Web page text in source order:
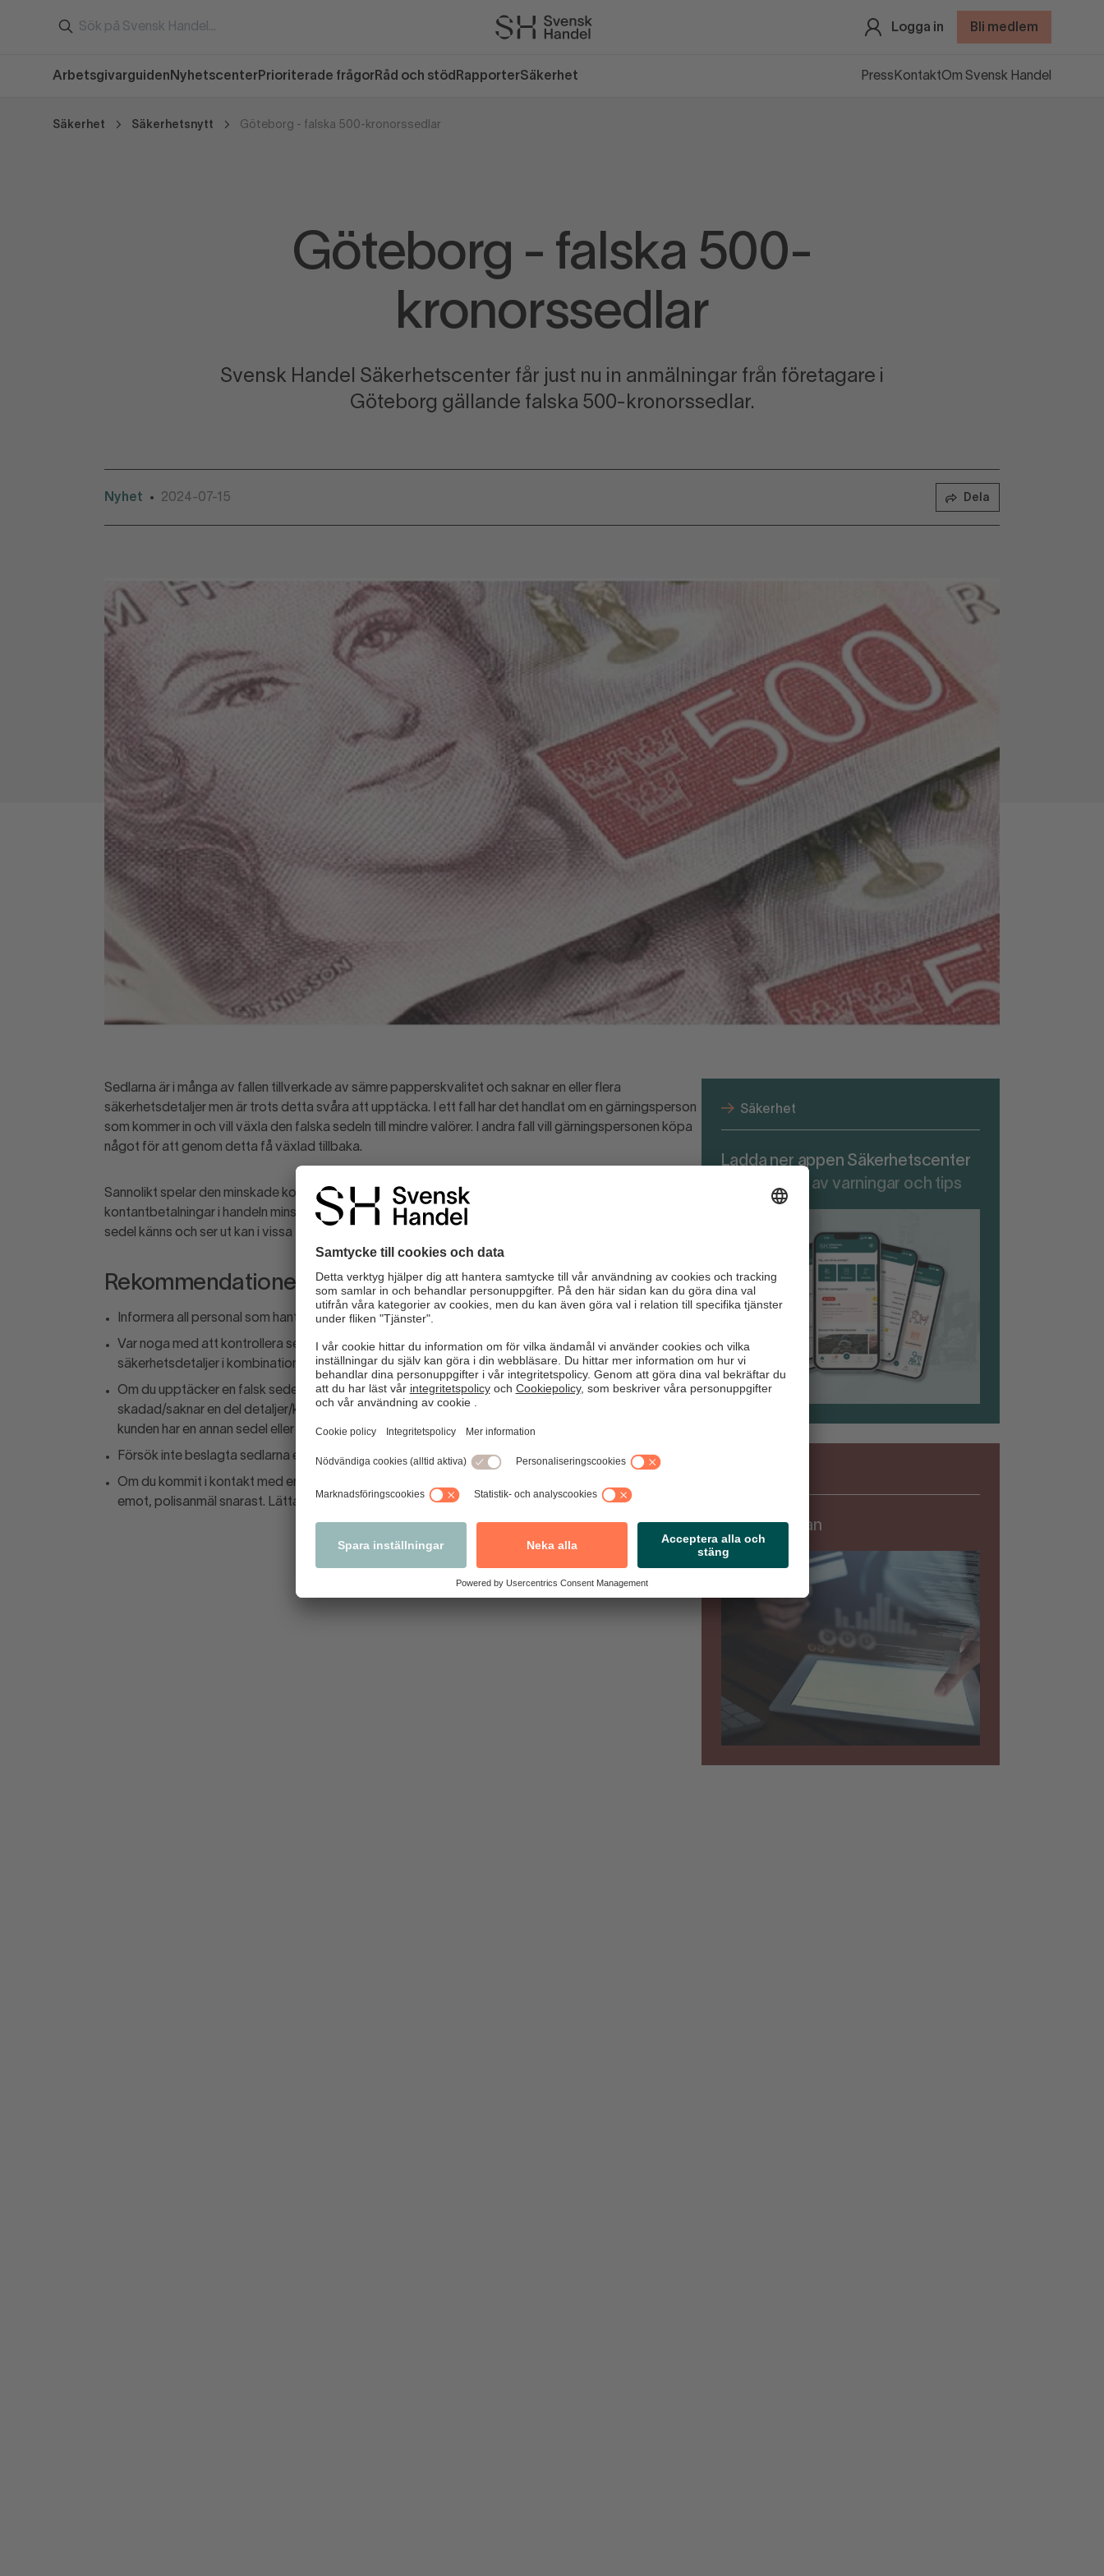
Logga in Bli medlem
Arbetsgivarguiden Nyhetscenter Prioriterade frågor Råd och stöd RapporterSäkerhet Press KontaktOm Svensk Handel
Säkerhet Säkerhetsnytt Göteborg - falska 500-kronorssedlar
Göteborg - falska 500-
kronorssedlar
Svensk Handel Säkerhetscenter får just nu in anmälningar från företagare i
Göteborg gällande falska 500-kronorssedlar.
Nyhet • 2024-07-15 Dela
Sedlarna är i många av fallen tillverkade av sämre papperskvalitet och saknar en eller flera
säkerhetsdetaljer men är trots detta svåra att upptäcka. I ett fall har det handlat om en gärningsperson
som kommer in och vill växla den falska sedeln till mindre valörer. I andra fall vill gärningspersonen köpa
något för att genom detta få växlad tillbaka.
Sannolikt spelar den minskade kontanthanteringen inom handeln en stor roll. I takt med att
kontantbetalningar i handeln minskar blir många ovana vid att hantera sedlar. Kunskapen om hur en äkta
sedel känns och ser ut kan i vissa fall vara begränsad, vilket bedragare försöker utnyttja.
Rekommendationer
Informera all personal som hanterar kontanter.
Var noga med att kontrollera sedlar. När du kontrollerar en sedel bör du granska flera
säkerhetsdetaljer i kombination. Påwww.riksbank.sekan du läsa mer om säkerhetsdetaljerna.
Om du upptäcker en falsk sedel, ta inte emot den. Informera lugnt innehavaren att sedeln i fråga är
skadad/saknar en del detaljer/känns annorlunda och att du därför inte kan ta emot den. Fråga om
kunden har en annan sedel eller kanske kan betala med kort?
Försök inte beslagta sedlarna eller ingripa mot innehavaren då detta kan vara förenat med risker.
Om du kommit i kontakt med en falsk sedel, antingen att du upptäcker och nekar köp eller har tagit
emot, polisanmäl snarast. Lättast är att polisanmäla direkt i appen.
Säkerhet
Ladda ner appen Säkerhetscenter
för att ta del av varningar och tips
Varningslistan